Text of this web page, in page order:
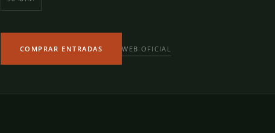
COMPRAR ENTRADAS WEB OFICIAL